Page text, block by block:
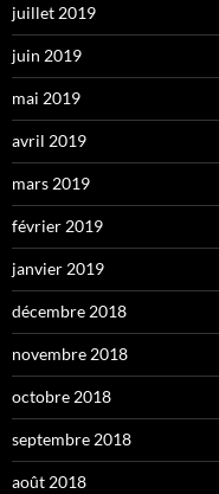
juillet 2019
juin 2019
mai 2019
avril 2019
mars 2019
février 2019
janvier 2019
décembre 2018
novembre 2018
octobre 2018
septembre 2018
août 2018